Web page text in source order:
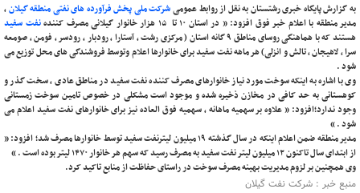
به گزارش پایگاه خبری رشتستان به نقل از روابط عمومیشرکت ملی پخش فرآورده های نفتی منطقه گیلان،
مدیر منطقه با اعلام خبر فوق افزود: ” در استان ۱۰ تا ۱۵ هزار خانوار گیلانی مصرف کننده
نفت سفید
هستند که با هماهنگی روسای مناطق ۹ گانه استان ( مرکزی رشت ، آستارا ، رودبار ، رودسر ، فومن ، صومعه
سرا ، لاهیجان ، تالش و انزلی) هر ماهه نفت سفید برای خانوارها اعلام وتوسط فروشندگی های محل توزیع می
شود .
وی با اشاره به اینکه سوخت مورد نیاز خانوارهای مصرف کننده نفت سفید در مناطق عادی ، سخت گذر و
کوهستانی به حد کافی در مخازن ذخیره شده و موجود است مشکلی در خصوص تامین سوخت زمستانی
وجود ندارد؛افزود: ” علاوه بر سهمیه ماهانه ، سهمیه فوق العاده نیز برای خانوارهای نفت سفید اعلام می
شود . “
مدیر منطقه ضمن اعلام اینکه در سال گذشته ۱۹ میلیون لیترنفت سفید توسط خانوارها مصرف شد؛ افزود: ”
از ابتدای سال تاکنون ۱۲ میلیون لیتر نفت سفید به مصرف رسید که سهم هر خانوار ۱۴۷۰ لیتر بوده است . “
وی همچنین بر لزوم مدیریت بهینه مصرف سوخت در راستای حفاظت از منابع تاکید کرد.
منبع خبر : شرکت نفت گیلان